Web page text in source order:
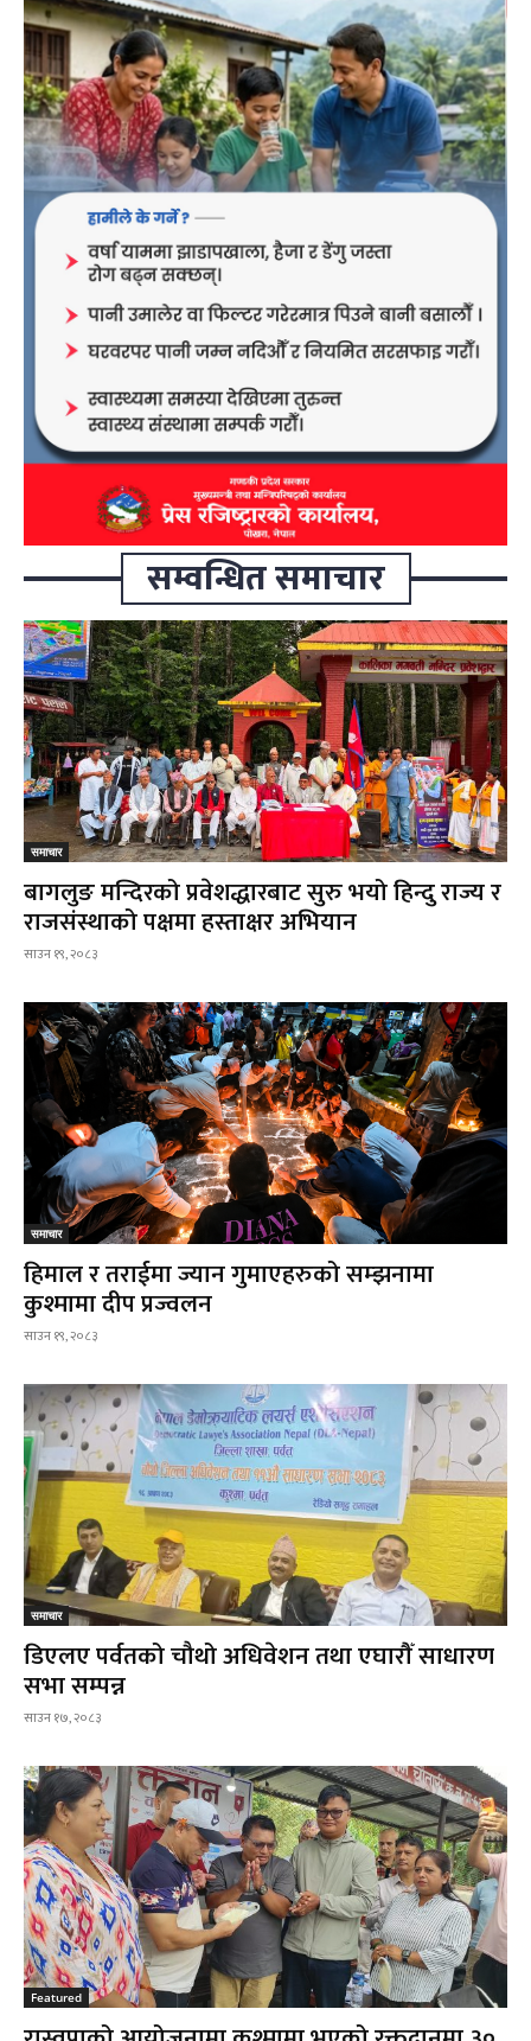
सम्वन्धित समाचार
समाचार
बागलुङ मन्दिरको प्रवेशद्धारबाट सुरु भयो हिन्दु राज्य र
राजसंस्थाको पक्षमा हस्ताक्षर अभियान
साउन १९, २०८३
समाचार
हिमाल र तराईमा ज्यान गुमाएहरुको सम्झनामा
कुश्मामा दीप प्रज्वलन
साउन १९, २०८३
समाचार
डिएलए पर्वतको चौथो अधिवेशन तथा एघारौँ साधारण
सभा सम्पन्न
साउन १७, २०८३
Featured